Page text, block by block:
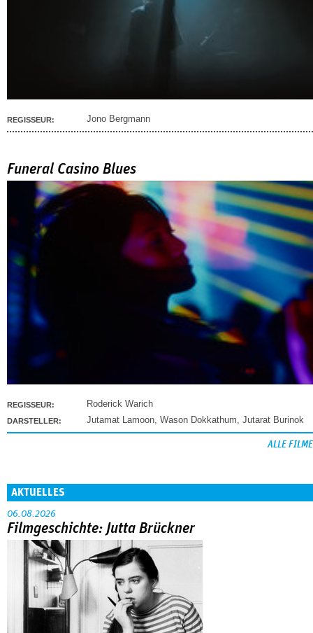
REGISSEUR: Jono Bergmann
Funeral Casino Blues
REGISSEUR: Roderick Warich
DARSTELLER: Jutamat Lamoon, Wason Dokkathum, Jutarat Burinok
ALLE FILME
AKTUELLES
06.08.2026
Filmgeschichte: Jutta Brückner